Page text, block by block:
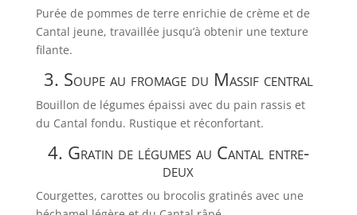
Purée de pommes de terre enrichie de crème et de
Cantal jeune, travaillée jusqu’à obtenir une texture
filante.
3. Soupe au fromage du Massif central
Bouillon de légumes épaissi avec du pain rassis et
du Cantal fondu. Rustique et réconfortant.
4. Gratin de légumes au Cantal entre-
deux
Courgettes, carottes ou brocolis gratinés avec une